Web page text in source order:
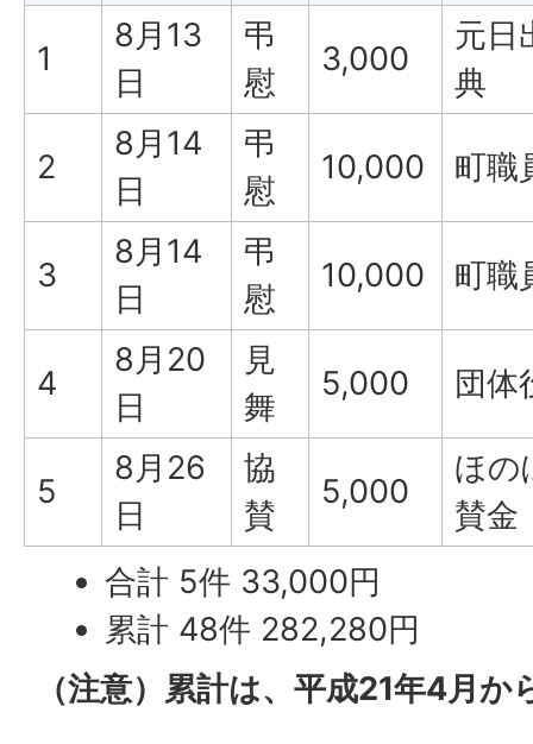
1
8月13
日
弔
慰
3,000
元日
典
2
8月14
日
弔
慰
10,000 町職
3
8月14
日
弔
慰
10,000 町職
4
8月20
日
見
舞
5,000 団体
5
8月26
日
協
賛
5,000
ほの
賛金
合計 5件 33,000円
累計 48件 282,280円
（注意）累計は、平成21年4月